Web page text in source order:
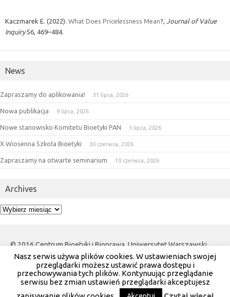
Kaczmarek E. (2022). What Does Pricelessness Mean?,
Journal of Value
Inquiry56, 469–484.
News
Zapraszamy do aplikowania! 31 lipca, 2026
Nowa publikacja 9 lipca, 2026
Nowe stanowisko Komitetu Bioetyki PAN 3 lipca, 2026
X Wiosenna Szkoła Bioetyki 30 czerwca, 2026
Zapraszamy na otwarte seminarium 10 czerwca, 2026
Archives
Archives
© 2016 Centrum Bioetyki i Bioprawa, Uniwersytet Warszawski.
Wszystkie prawa zastrzeżone.
Kontakt: cbb@uw.edu.pl
Nasz serwis używa plików cookies. W ustawieniach swojej
przeglądarki możesz ustawić prawa dostępu i
przechowywania tych plików. Kontynuując przeglądanie
serwisu bez zmian ustawień przeglądarki akceptujesz